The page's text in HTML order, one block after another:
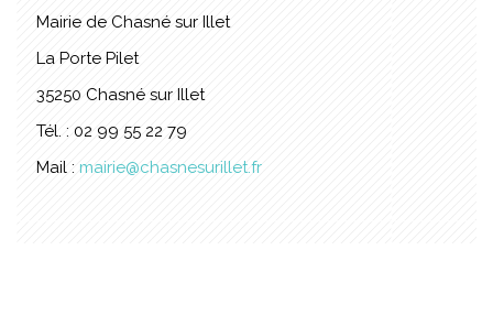
Mairie de Chasné sur Illet
La Porte Pilet
35250 Chasné sur Illet
Tél. : 02 99 55 22 79
Mail : mairie@chasnesurillet.fr